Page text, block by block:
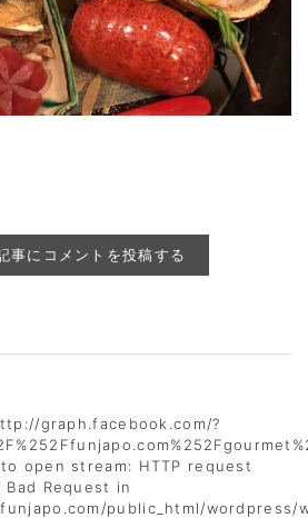
事にコメントを投稿する
graph.facebook.com/?
open stream: HTTP request
Bad Request in
public_html/wordpress/